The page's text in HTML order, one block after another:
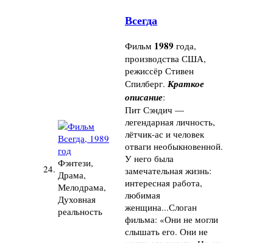
24. Фэнтези,
Драма,
Мелодрама,
Духовная
реальность
Всегда
Фильм 1989 года,
производства США,
режиссёр Стивен
Спилберг. Краткое
описание:
Пит Сэндич —
легендарная личность,
лётчик-ас и человек
отваги необыкновенной.
У него была
замечательная жизнь:
интересная работа,
любимая
женщина...Слоган
фильма: «Они не могли
слышать его. Они не